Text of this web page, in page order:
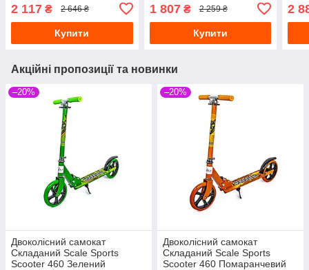
2 117 ₴ 2 646 ₴
Купити
1 807₴ 2 259 ₴
Купити
2
Акційні пропозиції та новинки
–20%
Двоколісний самокат
Складаний Scale Sports
Scooter 460 Зелений
–20%
Двоколісний самокат
Складаний Scale Sports
Scooter 460 Помаранчевий